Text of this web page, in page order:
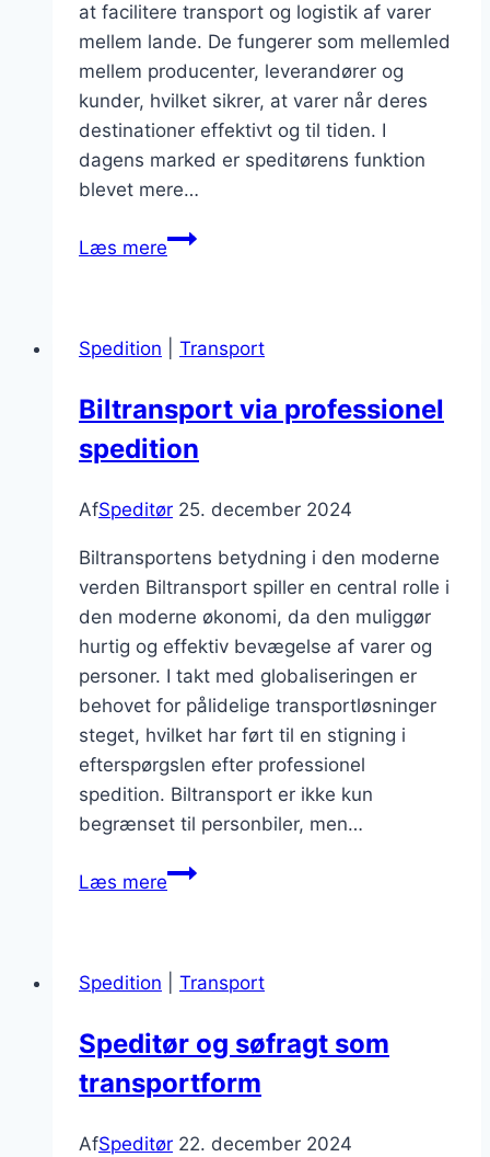
at facilitere transport og logistik af varer
mellem lande. De fungerer som mellemled
mellem producenter, leverandører og
kunder, hvilket sikrer, at varer når deres
destinationer effektivt og til tiden. I
dagens marked er speditørens funktion
blevet mere…
Læs mereSpeditør
dagens
Spedition Transport
Biltransport via professionel
spedition
AfSpeditør 25. december 2024
Biltransportens betydning i den moderne
verden Biltransport spiller en central rolle i
den moderne økonomi, da den muliggør
hurtig og effektiv bevægelse af varer og
personer. I takt med globaliseringen er
behovet for pålidelige transportløsninger
steget, hvilket har ført til en stigning i
efterspørgslen efter professionel
spedition. Biltransport er ikke kun
begrænset til personbiler, men…
Læs mereBiltransport
Spedition
Transport
Speditør og søfragt som
transportform
AfSpeditør 22. december 2024